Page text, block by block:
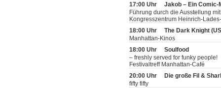
17:00 Uhr Jakob – Ein Comic-
Führung durch die Ausstellung
Kongresszentrum Heinrich-
18:00 Uhr The Dark Knight
Manhattan-Kinos
18:00 Uhr Soulfood
– freshly served for funky people!
Festivaltreff Manhattan-Café
20:00 Uhr
Die große Fil &
fifty fifty